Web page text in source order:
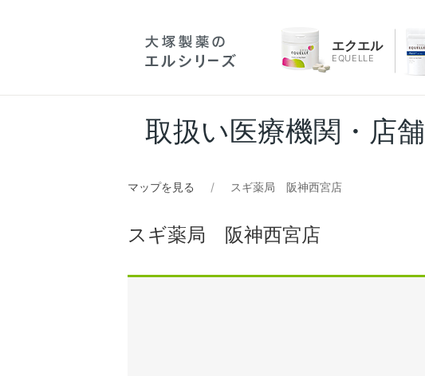
エクエル
EQUELLE
取扱い医療機関・店舗
マップを見る スギ薬局 阪神西宮店
スギ薬局 阪神西宮店